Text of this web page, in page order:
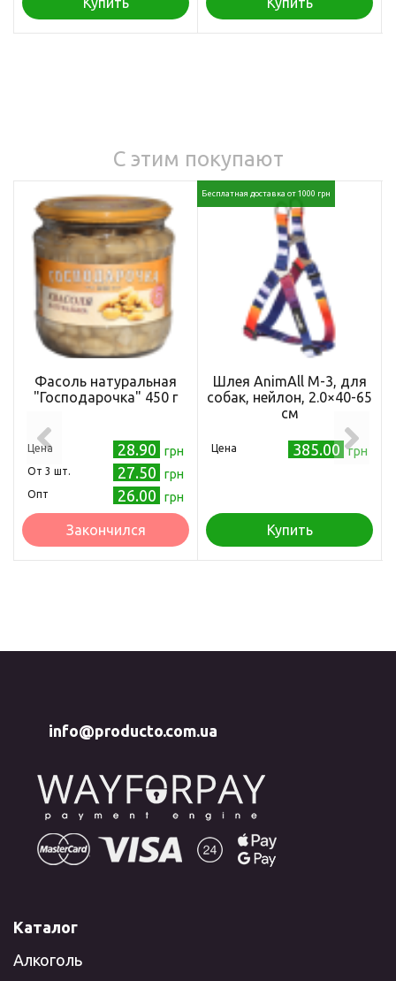
С этим покупают
Фасоль натуральная
"Господарочка" 450 г
Цена 28.90 грн
Oт 3 шт. 27.50 грн
Опт 26.00 грн
Закончился
Бесплатная доставка от 1000 грн
Шлея AnimAll M-3, для
собак, нейлон, 2.0×40-65
см
Цена 385.00 грн
Купить
info@producto.com.ua
Каталог
Алкоголь